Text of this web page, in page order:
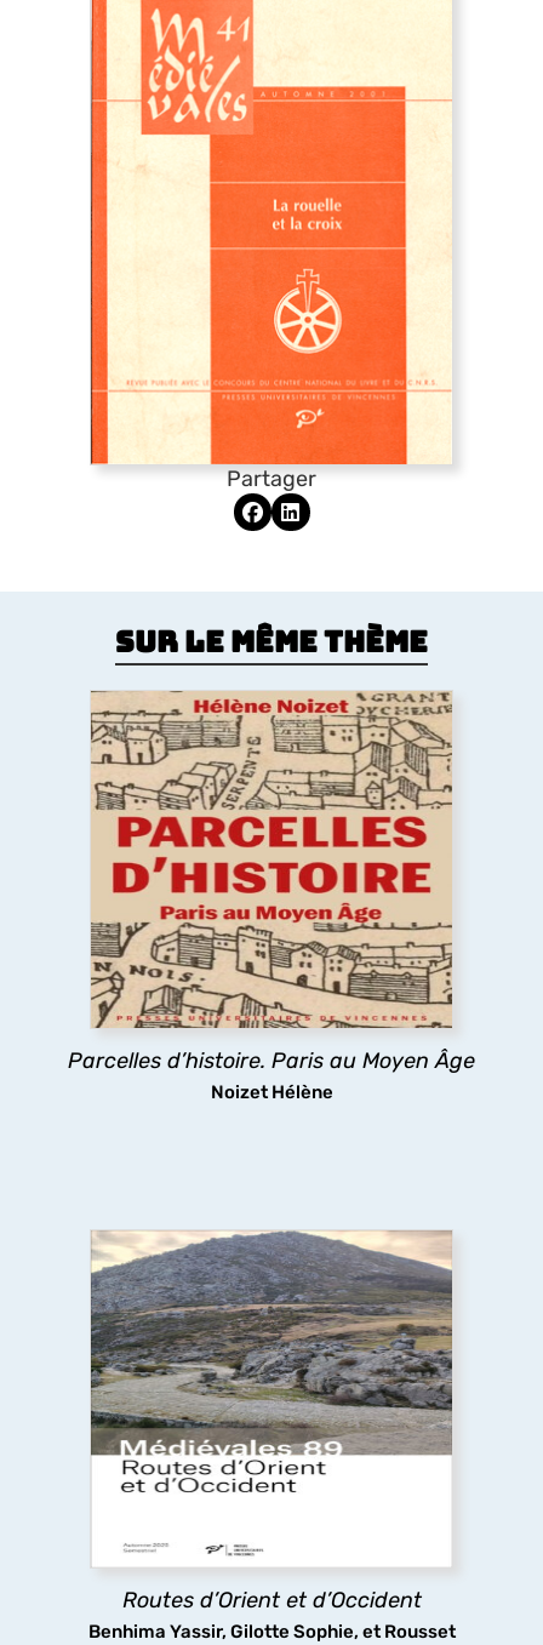
Partager
Sur le même thème
Parcelles d’histoire. Paris au Moyen Âge
Noizet Hélène
Parcelles d’histoire. Paris au Moyen
Âge
Comment le Moyen Âge a dessiné la forme de la
ville de Paris ? Les églises, la trame des rues, les
lotissements, la poésie urbaine montrent
comment les pratiques des habitants médiévaux
ont durablement structuré l’espace urbain
parisien.
découvrir
Routes d’Orient et d’Occident
Benhima Yassir, Gilotte Sophie, et Rousset
Routes d’Orient et d’Occident
Pèlerins, marchands et autres voyageurs
sillonnent les routes médiévales, y compris dans
des espaces inhospitaliers, ignorant sans doute
que les infrastructures routières qu’ils
découvrir